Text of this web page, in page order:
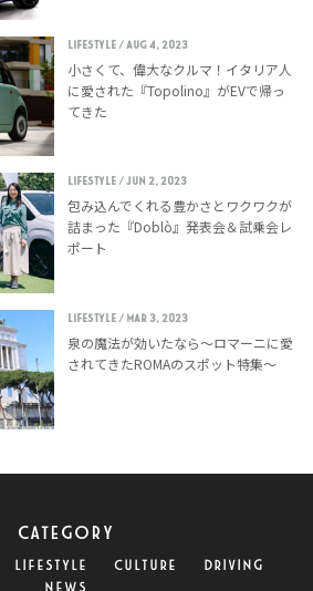
LIFESTYLE / Aug 4, 2023
小さくて、偉大なクルマ！イタリア人
に愛された『Topolino』がEVで帰っ
てきた
LIFESTYLE/ Jun 2, 2023
包み込んでくれる豊かさとワクワクが
詰まった『Doblò』発表会＆試乗会レ
ポート
LIFESTYLE / Mar 3, 2023
泉の魔法が効いたなら〜ロマーニに愛
されてきたROMAのスポット特集〜
CATEGORY
LIFESTYLE CULTURE
DRIVING